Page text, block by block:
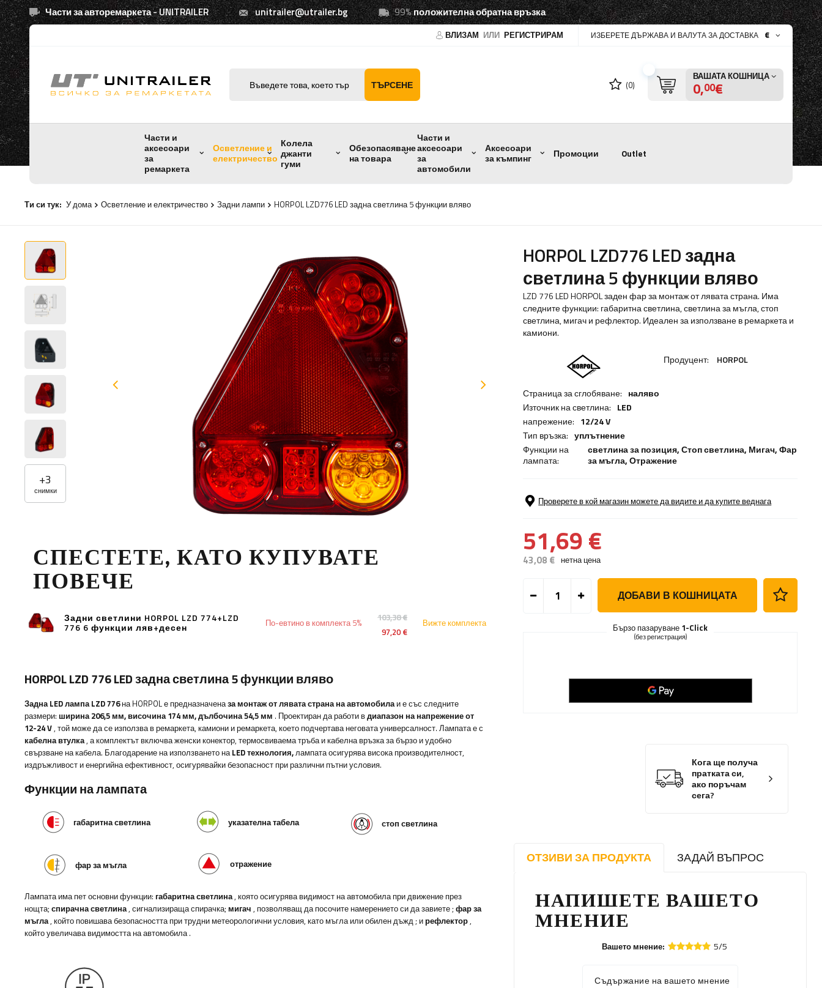
Части за авторемаркета - UNITRAILER unitrailer@utrailer.bg 99%положителна обратна връзка
ВЛИЗАМ ИЛИ РЕГИСТРИРАМ ИЗБЕРЕТЕ ДЪРЖАВА И ВАЛУТА ЗА ДОСТАВКА €
ТЪРСЕНЕ (0)
ВАШАТА КОШНИЦА
0,00€
Части и
аксесоари
за
ремаркета
Осветление и
електричество
Колела
джанти
гуми
Обезопасяване
на товара
Части и
аксесоари
за
автомобили
Аксесоари
за къмпинг
Промоции Outlet
Ти си тук: У дома Осветление и електричество Задни лампи HORPOL LZD776 LED задна светлина 5 функции вляво
+3
снимки
HORPOL LZD776 LED задна
светлина 5 функции вляво
LZD 776 LED HORPOL заден фар за монтаж от лявата страна. Има
следните функции: габаритна светлина, светлина за мъгла, стоп
светлина, мигач и рефлектор. Идеален за използване в ремаркета и
камиони.
Продуцент: HORPOL
Страница за сглобяване: наляво
Източник на светлина: LED
напрежение: 12/24 V
Тип връзка: уплътнение
Функции на
лампата:
светлина за позиция,Стоп светлина, Мигач,Фар
за мъгла,Отражение
Проверете в кой магазин можете да видите и да купите веднага
51,69 €
43,08 € нетна цена
ДОБАВИ В КОШНИЦАТА
Бързо пазаруване 1-Click
(без регистрация)
Кога ще получа
пратката си,
ако поръчам
сега?
ОТЗИВИ ЗА ПРОДУКТА ЗАДАЙ ВЪПРОС
НАПИШЕТЕ ВАШЕТО
МНЕНИЕ
Вашето мнение: 5/5
Съдържание на вашето мнение
СПЕСТЕТЕ, КАТО КУПУВАТЕ
ПОВЕЧЕ
Задни светлини HORPOL LZD 774+LZD
776 6 функции ляв+десен
103,38 €
97,20 €
По-евтино в комплекта 5% Вижте комплекта
HORPOL LZD 776 LED задна светлина 5 функции вляво
Задна LED лампа LZD 776на HORPOL е предназначеназа монтаж от лявата страна на автомобилаи е със следните
размери: ширина 206,5 мм, височина 174 мм, дълбочина 54,5 мм . Проектиран да работи вдиапазон на напрежение от
12-24 V, той може да се използва в ремаркета, камиони и ремаркета, което подчертава неговата универсалност. Лампата е с
кабелна втулка, а комплектът включва женски конектор, термосвиваема тръба и кабелна връзка за бързо и удобно
свързване на кабела. Благодарение на използването наLED технология,лампата осигурява висока производителност,
издръжливост и енергийна ефективност, осигурявайки безопасност при различни пътни условия.
Функции на лампата
габаритна светлина
фар за мъгла
указателна табела
отражение
стоп светлина
Лампата има пет основни функции: габаритна светлина, която осигурява видимост на автомобила при движение през
нощта; спирачна светлина, сигнализираща спирачка; мигач , позволяващ да посочите намерението си да завиете; фар за
мъгла, който повишава безопасността при трудни метеорологични условия, като мъгла или обилен дъжд; ирефлектор,
който увеличава видимостта на автомобила.